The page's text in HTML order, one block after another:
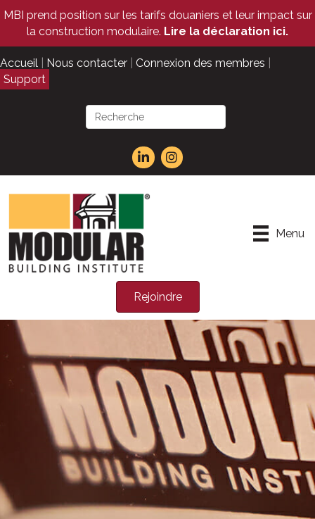
MBI prend position sur les tarifs douaniers et leur impact sur
la construction modulaire. Lire la déclaration ici.
Accueil Nous contacter Connexion des membres
Support
Menu
Rejoindre